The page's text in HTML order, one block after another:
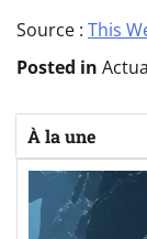
Source : This
Posted in
À la une